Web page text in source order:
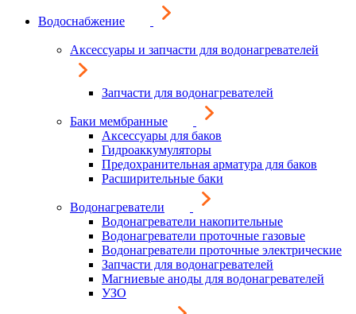
Водоснабжение
Аксессуары и запчасти для водонагревателей
Запчасти для водонагревателей
Баки мембранные
Аксессуары для баков
Гидроаккумуляторы
Предохранительная арматура для баков
Расширительные баки
Водонагреватели
Водонагреватели накопительные
Водонагреватели проточные газовые
Водонагреватели проточные электрические
Запчасти для водонагревателей
Магниевые аноды для водонагревателей
УЗО